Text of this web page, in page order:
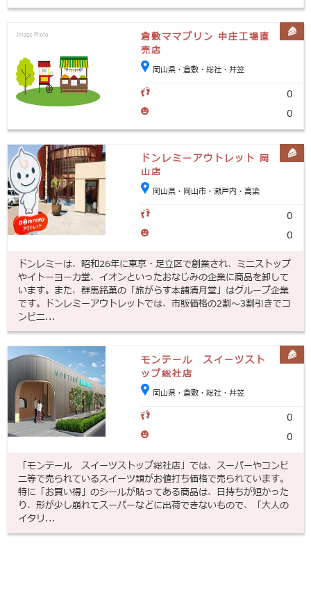
倉敷ママプリン 中庄工場直
売店
岡山県・倉敷・総社・井笠
0
0
ドンレミーアウトレット 岡
山店
岡山県・岡山市・瀬戸内・高梁
0
0
ドンレミーは、昭和26年に東京・足立区で創業され、ミニストップ
やイトーヨーカ堂、イオンといったおなじみの企業に商品を卸して
います。また、群馬銘菓の「旅がらす本舗清月堂」はグループ企業
です。ドンレミーアウトレットでは、市販価格の2割～3割引きでコ
ンビニ...
モンテール スイーツスト
ップ総社店
岡山県・倉敷・総社・井笠
0
0
「モンテール スイーツストップ総社店」では、スーパーやコンビ
ニ等で売られているスイーツ類がお値打ち価格で売られています。
特に「お買い得」のシールが貼ってある商品は、日持ちが短かった
り、形が少し崩れてスーパーなどに出荷できないもので、「大人の
イタリ...